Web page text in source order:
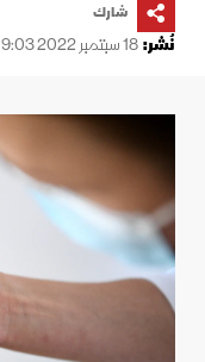
شارك
نُشر:18 سبتمبر 2022 09:03